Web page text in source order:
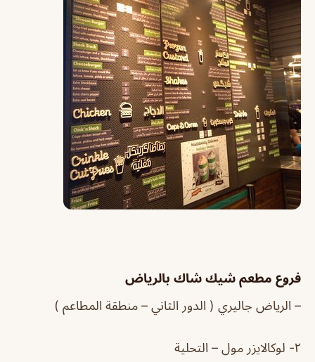
فروع مطعم شيك شاك بالرياض
– الرياض جاليري ( الدور الثاني – منطقة المطاعم )
٢- لوكالايزر مول – التحلية